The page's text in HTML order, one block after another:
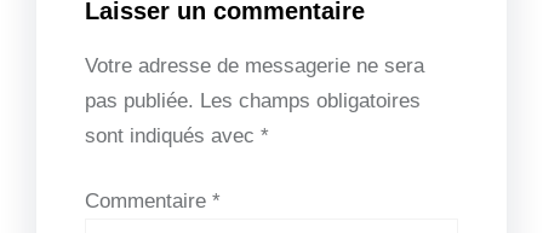
Laisser un commentaire
Votre adresse de messagerie ne sera
pas publiée. Les champs obligatoires
sont indiqués avec *
Commentaire *